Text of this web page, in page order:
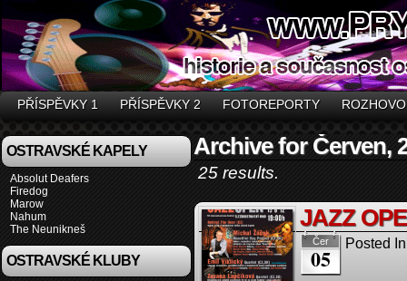
PŘÍSPĚVKY 1 PŘÍSPĚVKY 2 FOTOREPORTY
OSTRAVSKÉ KAPELY
Absolut Deafers
Firedog
Marow
Nahum
The Neunikneš
OSTRAVSKÉ KLUBY
Archive for Červen,
25 results.
JAZZ
Čer
05
Posted